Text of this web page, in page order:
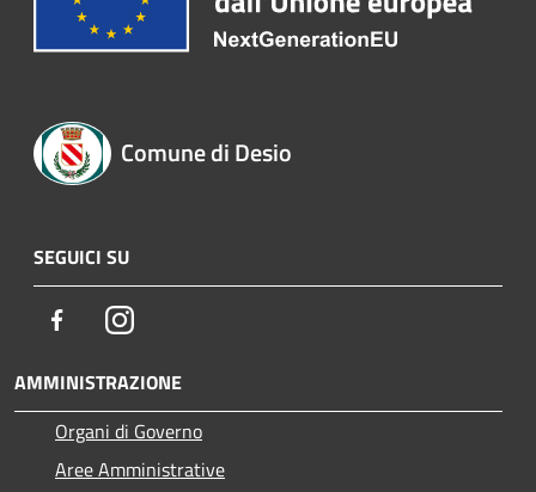
Comune di Desio
SEGUICI SU
FacebookInstagram
AMMINISTRAZIONE
Organi di Governo
Aree Amministrative